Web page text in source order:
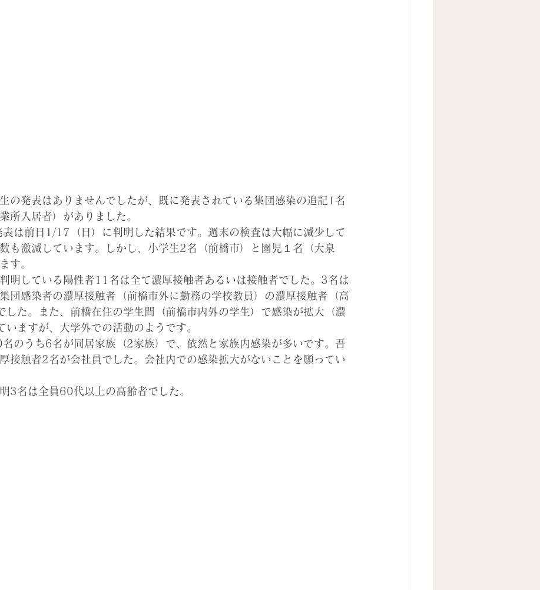
の発表はありませんでしたが、既に発表されている集団感染の追記1名
所入居者）がありました。
は前日1/17（日）に判明した結果です。週末の検査は大幅に減少して
も激減しています。しかし、小学生2名（前橋市）と園児１名（大泉
す。
明している陽性者11名は全て濃厚接触者あるいは接触者でした。3名は
団感染者の濃厚接触者（前橋市外に勤務の学校教員）の濃厚接触者（高
した。また、前橋在住の学生間（前橋市内外の学生）で感染が拡大（濃
いますが、大学外での活動のようです。
のうち6名が同居家族（2家族）で、依然と家族内感染が多いです。吾
接触者2名が会社員でした。会社内での感染拡大がないことを願ってい
3名は全員60代以上の高齢者でした。